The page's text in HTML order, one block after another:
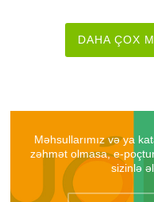
DAHA ÇOX
Məhsullarımız və ya
zəhmət olmasa, e-
sizinlə